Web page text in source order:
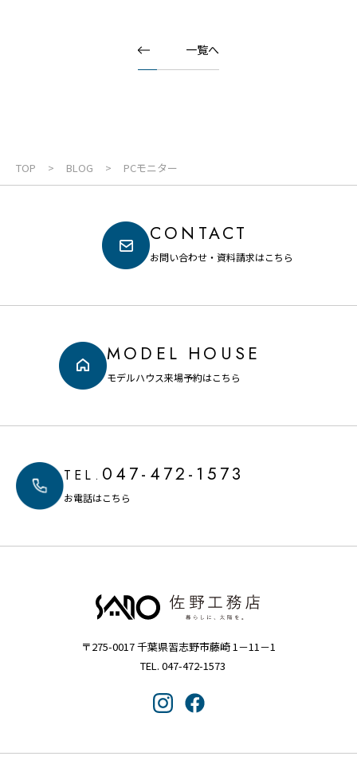
一覧へ
TOP BLOG PCモニター
CONTACT
お問い合わせ・資料請求はこちら
MODEL HOUSE
モデルハウス来場予約はこちら
TEL. 047-472-1573
お電話はこちら
〒275-0017 千葉県習志野市藤崎 1－11－1
TEL. 047-472-1573